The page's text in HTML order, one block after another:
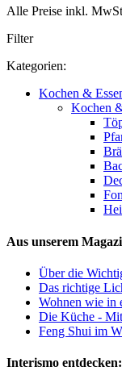
Alle Preise inkl.
Filter
Kategorien:
Kochen &
Kochen
Aus unserem
Über die
Das richtige
Wohnen wie in
Die Küche -
Feng Shui im
Interismo entdecken: